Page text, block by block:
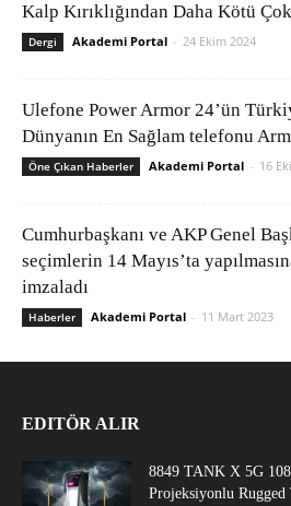
Kalp Kırıklığından Daha Kötü
Dergi Akademi Portal - 24 Ekim 2024
Ulefone Power Armor 24’ün
Dünyanın En Sağlam telefonu
Öne Çıkan Haberler Akademi Portal - 16
Cumhurbaşkanı ve AKP Genel
seçimlerin 14 Mayıs’ta
imzaladı
Haberler Akademi Portal - 11 Mart 2023
EDITÖR ALIR
8849 TANK X 5G
Projeksiyonlu Rugged